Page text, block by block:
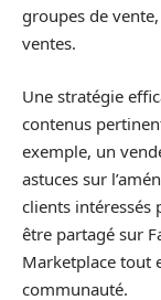
groupes de
ventes.
Une stratégie
contenus
exemple, un
astuces sur
clients intéressés
être partagé sur
Marketplace tout
communauté.